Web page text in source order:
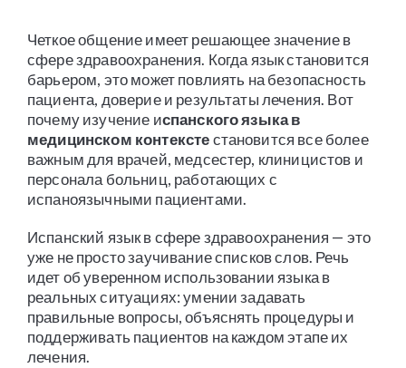
Четкое общение имеет решающее значение в
сфере здравоохранения. Когда язык становится
барьером, это может повлиять на безопасность
пациента, доверие и результаты лечения. Вот
почему изучение испанского языка в
медицинском контекстестановится все более
важным для врачей, медсестер, клиницистов и
персонала больниц, работающих с
испаноязычными пациентами.
Испанский язык в сфере здравоохранения — это
уже не просто заучивание списков слов. Речь
идет об уверенном использовании языка в
реальных ситуациях: умении задавать
правильные вопросы, объяснять процедуры и
поддерживать пациентов на каждом этапе их
лечения.